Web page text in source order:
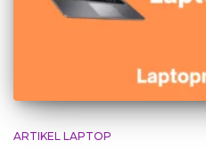
ARTIKEL LAPTOP